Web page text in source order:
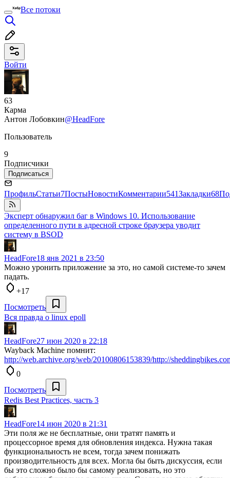
Все потоки
Войти
63
Карма
Антон Лобовкин@HeadFore
Пользователь
9
Подписчики
Подписаться
ПрофильСтатьи7ПостыНовостиКомментарии541Закладки68
Эксперт обнаружил баг в Windows 10. Использование
определенного пути в адресной строке браузера уводит
систему в ВSOD
HeadFore18 янв 2021 в 23:50
Можно уронить приложение за это, но самой системе-то зачем
падать.
+17
Посмотреть
Вся правда о linux epoll
HeadFore27 июн 2020 в 22:18
Wayback Machine помнит:
http://web.archive.org/web/20100806153839/http://
0
Посмотреть
Redis Best Practices, часть 3
HeadFore14 июн 2020 в 21:31
Эти поля же не бесплатные, они тратят память и
процессорное время для обновления индекса. Нужна такая
функциональность не всем, тогда зачем понижать
производительность для всех. Могла бы быть дискуссия, если
бы это сложно было бы самому реализовать, но это